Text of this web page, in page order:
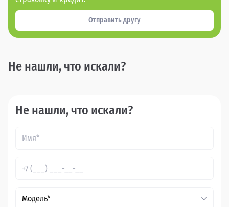
Отправить другу
Не нашли, что искали?
Не нашли, что искали?
Модель*